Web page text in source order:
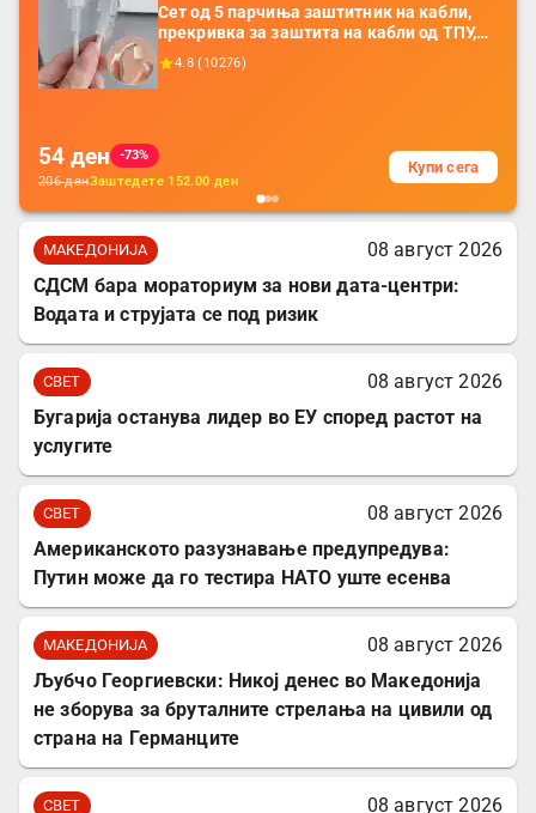
Сет од 5 парчиња заштитник на кабли,
прекривка за заштита на кабли од ТПУ,
додатоци за заштита на кабли, без
батерија, за мобилни телефони, комплет
4.8 (10276)
54 ден
-73%
206денЗаштедете 152.00 ден
Купи сега
МАКЕДОНИЈА
08 август 2026
СДСМ бара мораториум за нови дата-центри:
Водата и струјата се под ризик
СВЕТ
08 август 2026
Бугарија останува лидер во ЕУ според растот на
услугите
СВЕТ
08 август 2026
Американското разузнавање предупредува:
Путин може да го тестира НАТО уште есенва
МАКЕДОНИЈА
08 август 2026
Љубчо Георгиевски: Никој денес во Македонија
не зборува за бруталните стрелања на цивили од
страна на Германците
СВЕТ
08 август 2026